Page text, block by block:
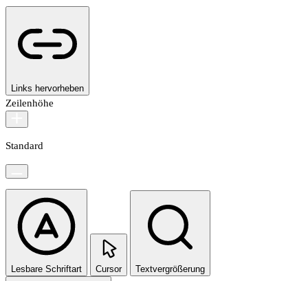
Links hervorheben
Zeilenhöhe
Standard
Lesbare Schriftart Cursor Textvergrößerung